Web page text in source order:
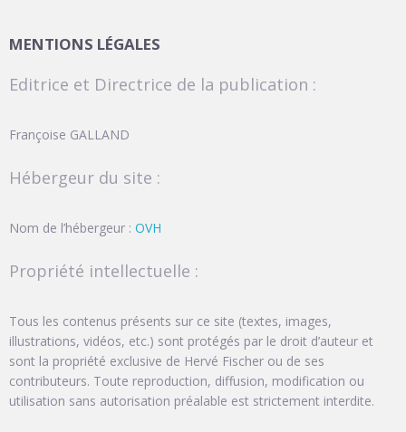
MENTIONS LÉGALES
Editrice et Directrice de la publication :
Françoise GALLAND
Hébergeur du site :
Nom de l’hébergeur : OVH
Propriété intellectuelle :
Tous les contenus présents sur ce site (textes, images,
illustrations, vidéos, etc.) sont protégés par le droit d’auteur et
sont la propriété exclusive de Hervé Fischer ou de ses
contributeurs. Toute reproduction, diffusion, modification ou
utilisation sans autorisation préalable est strictement interdite.